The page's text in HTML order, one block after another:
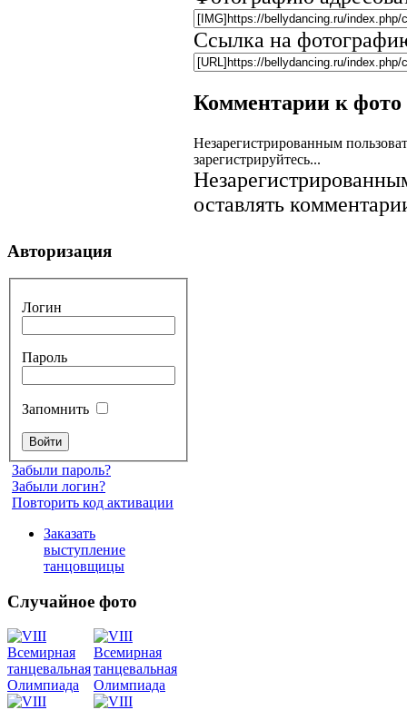
Ссылка на
Комментарии к фото
Незарегистрированным
зарегистрируйтесь...
оставлять
Авторизация
Логин
Пароль
Запомнить
Забыли пароль?
Забыли логин?
Повторить код активации
Заказать
выступление
танцовщицы
Случайное фото